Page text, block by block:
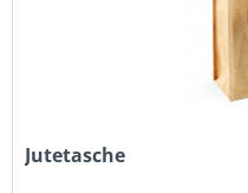
Jutetasche